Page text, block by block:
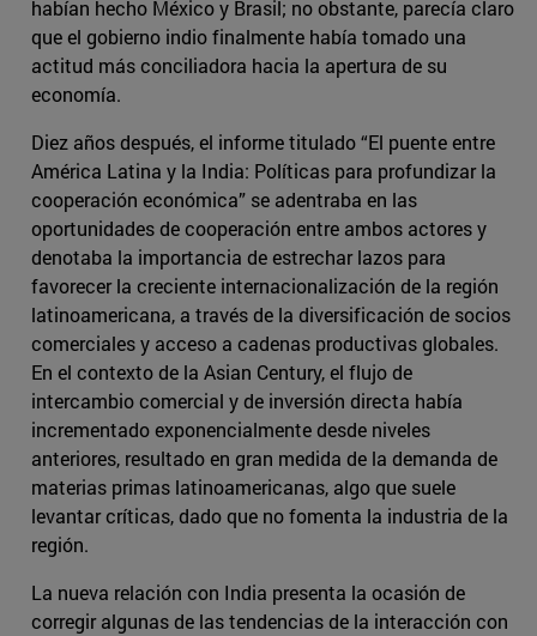
habían hecho México y Brasil; no obstante, parecía claro
que el gobierno indio finalmente había tomado una
actitud más conciliadora hacia la apertura de su
economía.
Diez años después, el informe titulado “El puente entre
América Latina y la India: Políticas para profundizar la
cooperación económica” se adentraba en las
oportunidades de cooperación entre ambos actores y
denotaba la importancia de estrechar lazos para
favorecer la creciente internacionalización de la región
latinoamericana, a través de la diversificación de socios
comerciales y acceso a cadenas productivas globales.
En el contexto de la Asian Century, el flujo de
intercambio comercial y de inversión directa había
incrementado exponencialmente desde niveles
anteriores, resultado en gran medida de la demanda de
materias primas latinoamericanas, algo que suele
levantar críticas, dado que no fomenta la industria de la
región.
La nueva relación con India presenta la ocasión de
corregir algunas de las tendencias de la interacción con